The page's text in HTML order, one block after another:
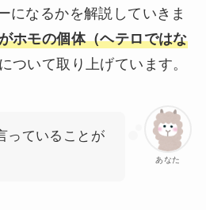
になるかを解説していきま
ホモの個体（ヘテロではな
ついて取り上げています。
あなた
っていることが